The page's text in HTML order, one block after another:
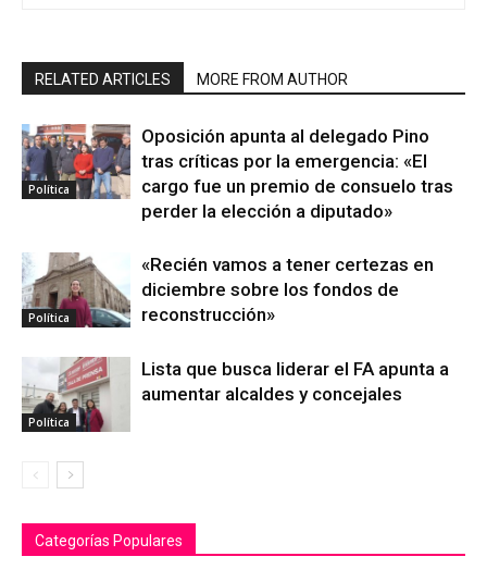
RELATED ARTICLES MORE FROM AUTHOR
Política
Oposición apunta al delegado Pino
tras críticas por la emergencia: «El
cargo fue un premio de consuelo tras
perder la elección a diputado»
Política
«Recién vamos a tener certezas en
diciembre sobre los fondos de
reconstrucción»
Política
Lista que busca liderar el FA apunta a
aumentar alcaldes y concejales
Categorías Populares